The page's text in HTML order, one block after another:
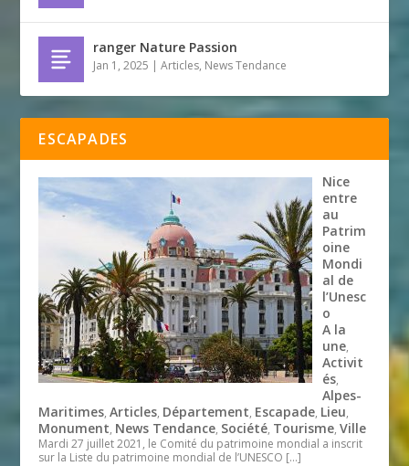
ranger Nature Passion
Jan 1, 2025 |Articles, News Tendance
ESCAPADES
Nice
entre
au
Patrim
oine
Mondi
al de
l’Unesc
o
A la
une,
Activit
és,
Alpes-
Maritimes,Articles, Département, Escapade, Lieu,
Monument, News Tendance, Société, Tourisme,Ville
Mardi 27 juillet 2021, le Comité du patrimoine mondial a inscrit
sur la Liste du patrimoine mondial de l’UNESCO […]